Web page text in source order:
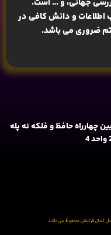
اطلاعات و دانش کافی در
ضروری می باشد.
چهارراه حافظ و فلکه نه پله
کمال قزلباش محفوظ می باشد